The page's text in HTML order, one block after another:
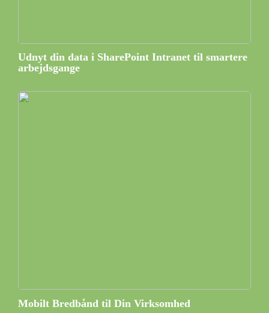
Udnyt din data i SharePoint Intranet til smartere
arbejdsgange
Mobilt Bredbånd til Din Virksomhed